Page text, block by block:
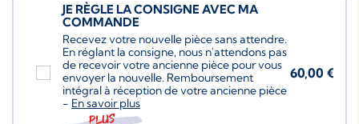
JE RÈGLE LA CONSIGNE AVEC MA
COMMANDE
Recevez votre nouvelle pièce sans attendre.
En réglant la consigne, nous n'attendons pas
de recevoir votre ancienne pièce pour vous
envoyer la nouvelle. Remboursement
intégral à réception de votre ancienne pièce
- En savoir plus
Plus
60,00 €